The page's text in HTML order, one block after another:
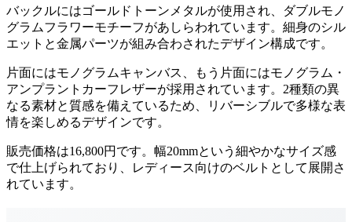
バックルにはゴールドトーンメタルが使用され、ダブルモノ
グラムフラワーモチーフがあしらわれています。細身のシル
エットと金属パーツが組み合わされたデザイン構成です。
片面にはモノグラムキャンバス、もう片面にはモノグラム・
アンプラントカーフレザーが採用されています。2種類の異
なる素材と質感を備えているため、リバーシブルで多様な表
情を楽しめるデザインです。
販売価格は16,800円です。幅20mmという細やかなサイズ感
で仕上げられており、レディース向けのベルトとして展開さ
れています。